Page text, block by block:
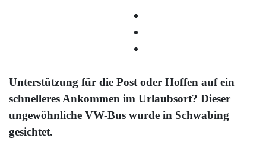
Unterstützung für die Post oder Hoffen auf ein
schnelleres Ankommen im Urlaubsort? Dieser
ungewöhnliche VW-Bus wurde in Schwabing
gesichtet.